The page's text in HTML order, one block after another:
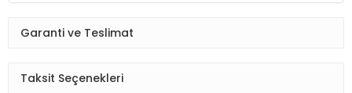
Garanti ve Teslimat
Taksit Seçenekleri